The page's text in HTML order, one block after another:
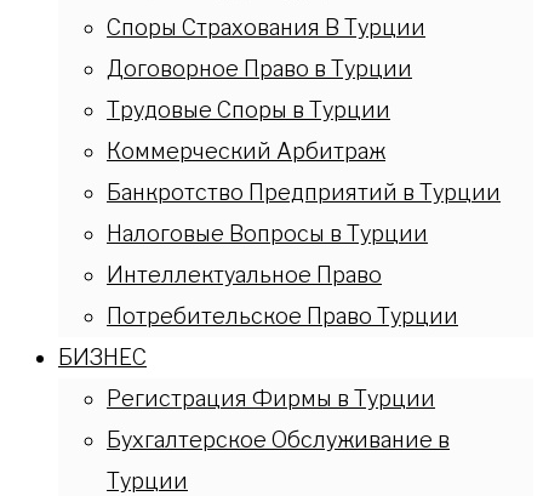
Споры Страхования В Турции
Договорное Право в Турции
Трудовые Споры в Турции
Коммерческий Арбитраж
Банкротство Предприятий в Турции
Налоговые Вопросы в Турции
Интеллектуальное Право
Потребительское Право Турции
БИЗНЕС
Регистрация Фирмы в Турции
Бухгалтерское Обслуживание в
Турции